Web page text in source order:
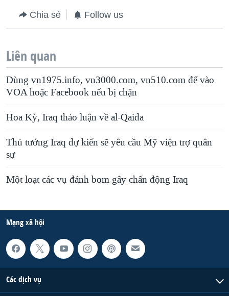
Chia sẻ Follow us
Liên quan
Dùng vn1975.info, vn3000.com, vn510.com để vào
VOA hoặc Facebook nếu bị chặn
Hoa Kỳ, Iraq thảo luận về al-Qaida
Thủ tướng Iraq dự kiến sẽ yêu cầu Mỹ viện trợ quân
sự
Một loạt các vụ đánh bom gây chấn động Iraq
Mạng xã hội
Các dịch vụ